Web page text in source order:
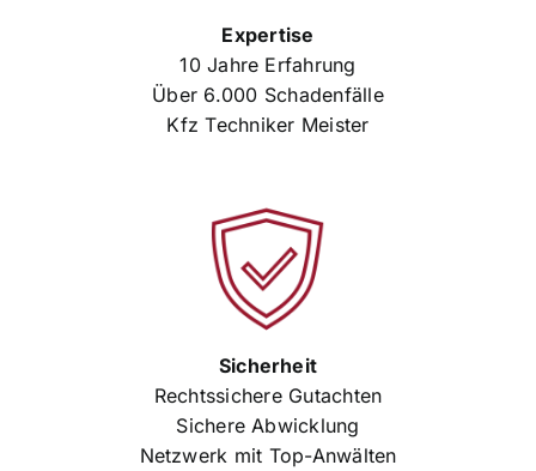
Expertise
10 Jahre Erfahrung
Über 6.000 Schadenfälle
Kfz Techniker Meister
Sicherheit
Rechtssichere Gutachten
Sichere Abwicklung
Netzwerk mit Top-Anwälten